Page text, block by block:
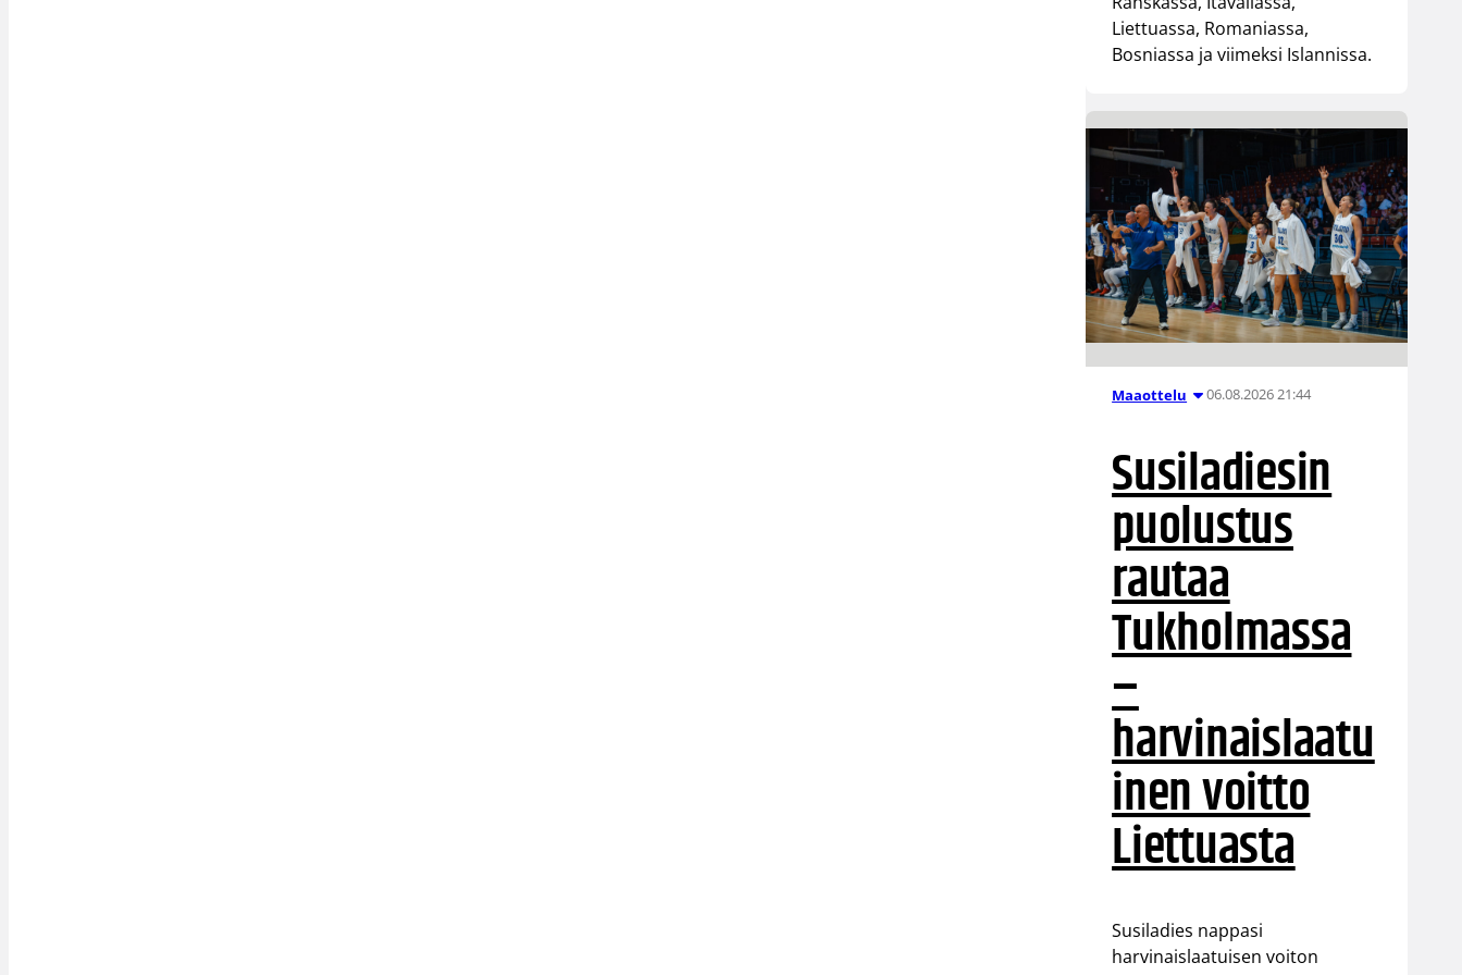
Liettuassa, Romaniassa,
Bosniassa ja viimeksi Islannissa.
Maaottelu 06.08.2026 21:44
Susiladiesin
puolustus
rautaa
Tukholmassa
–
harvinaislaatu
inen voitto
Liettuasta
Susiladies nappasi
harvinaislaatuisen voiton